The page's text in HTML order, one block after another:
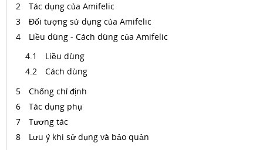
Tác dụng của Amifelic
Đối tượng sử dụng của Amifelic
Liều dùng - Cách dùng của Amifelic
Liều dùng
Cách dùng
Chống chỉ định
Tác dụng phụ
Tương tác
Lưu ý khi sử dụng và bảo quản